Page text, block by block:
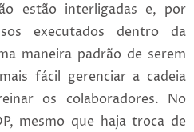
estão interligadas e, por
executados dentro da
maneira padrão de serem
fácil gerenciar a cadeia
os colaboradores. No
mesmo que haja troca de